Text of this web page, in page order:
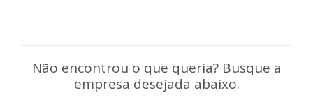
Não encontrou o que queria? Busque a
empresa desejada abaixo.